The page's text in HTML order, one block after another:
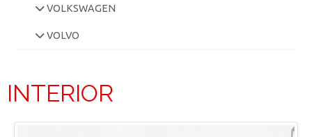
VOLKSWAGEN
VOLVO
INTERIOR